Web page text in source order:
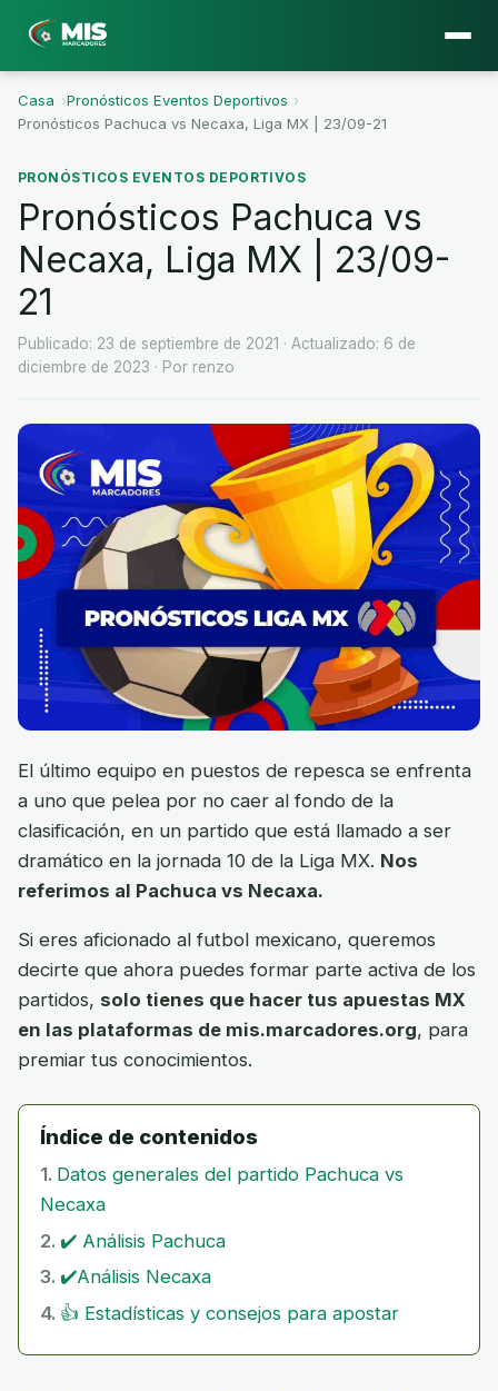
Casa ›Pronósticos Eventos Deportivos ›
Pronósticos Pachuca vs Necaxa, Liga MX | 23/09-21
PRONÓSTICOS EVENTOS DEPORTIVOS
Pronósticos Pachuca vs
Necaxa, Liga MX | 23/09-
21
Publicado: 23 de septiembre de 2021 · Actualizado: 6 de
diciembre de 2023 · Por renzo
El último equipo en puestos de repesca se enfrenta
a uno que pelea por no caer al fondo de la
clasificación, en un partido que está llamado a ser
dramático en la jornada 10 de la Liga MX. Nos
referimos al Pachuca vs Necaxa.
Si eres aficionado al futbol mexicano, queremos
decirte que ahora puedes formar parte activa de los
partidos, solo tienes que hacer tus apuestas MX
en las plataformas de mis.marcadores.org, para
premiar tus conocimientos.
Índice de contenidos
Datos generales del partido Pachuca vs
Necaxa
✔️ Análisis Pachuca
✔️Análisis Necaxa
👍 Estadísticas y consejos para apostar